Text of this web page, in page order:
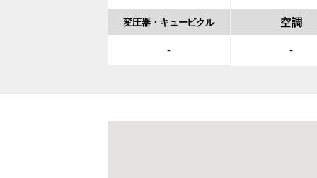
変圧器・ キュービクル
-
空調
-